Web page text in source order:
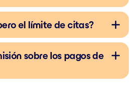
el límite de citas?
sobre los pagos de